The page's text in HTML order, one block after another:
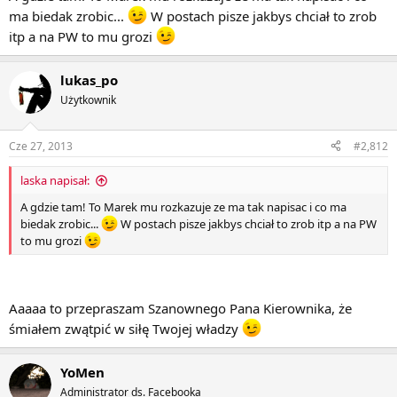
ma biedak zrobic...
W postach pisze jakbys chciał to zrob
itp a na PW to mu grozi
lukas_po
Użytkownik
Cze 27, 2013 #2,812
laska napisał:
A gdzie tam! To Marek mu rozkazuje ze ma tak napisac i co ma
biedak zrobic...
W postach pisze jakbys chciał to zrob itp a na PW
to mu grozi
Aaaaa to przepraszam Szanownego Pana Kierownika, że
śmiałem zwątpić w siłę Twojej władzy
YoMen
Administrator ds. Facebooka